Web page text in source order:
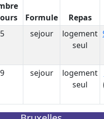
Formule Repas
5 sejour
logement
seul
9 sejour
logement
seul